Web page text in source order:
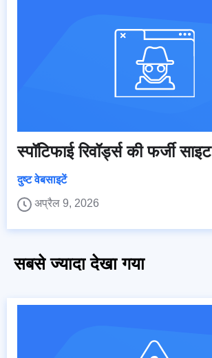
स्पॉटिफाई रिवॉर्ड्स की फर्जी साइट
दुष्ट वेबसाइटें
अप्रैल 9, 2026
सबसे ज्यादा देखा गया